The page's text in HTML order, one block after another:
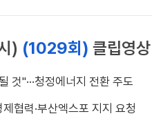
) (1029회) 클립영상
것"···청정에너지 전환 주도
제협력·부산엑스포 지지 요청